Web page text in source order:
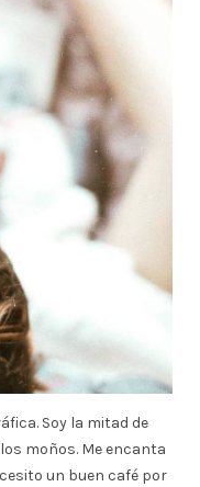
Soy la mitad de
moños. Me encanta
un buen café por